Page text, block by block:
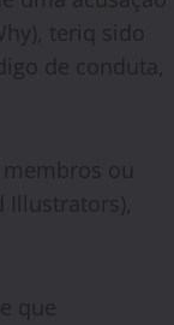
teriq sido
de conduta,
ou
Illustrators),
que